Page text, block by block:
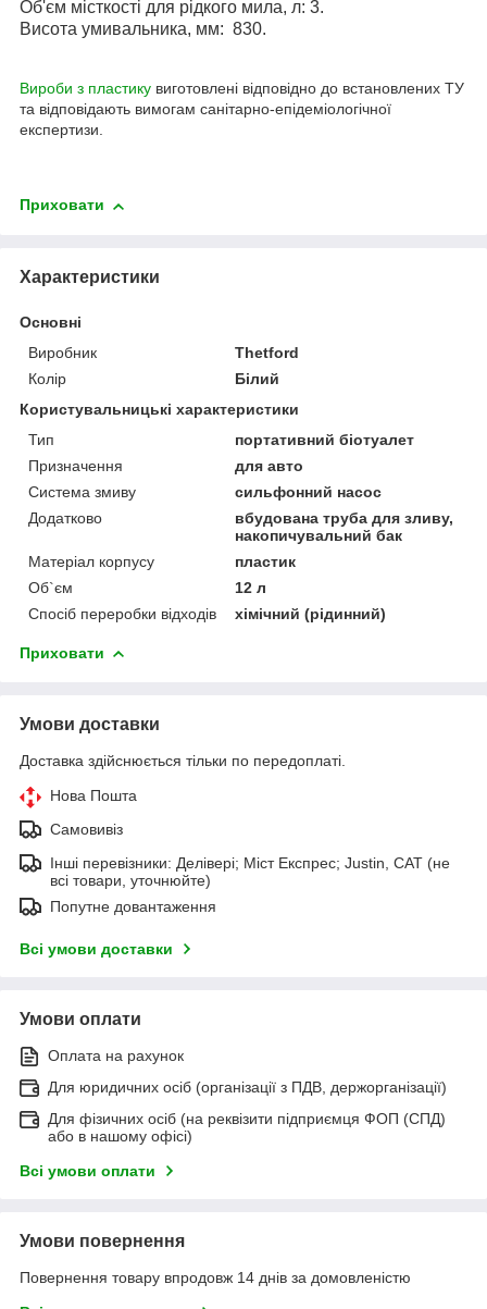
Об'єм місткості для рідкого мила, л: 3.
Висота умивальника, мм: 830.
Вироби з пластику виготовлені відповідно до встановлених ТУ
та відповідають вимогам санітарно-епідеміологічної
експертизи.
Приховати
Характеристики
Основні
Виробник
Thetford
Колір
Білий
Користувальницькі характеристики
Тип
портативний біотуалет
Призначення
для авто
Система змиву
сильфонний насос
Додатково
вбудована труба для зливу,
накопичувальний бак
Матеріал корпусу
пластик
Об`єм
12 л
Спосіб переробки відходів
хімічний (рідинний)
Приховати
Умови доставки
Доставка здійснюється тільки по передоплаті.
Нова Пошта
Самовивіз
Інші перевізники: Делівері; Міст Експрес; Justin, САТ (не
всі товари, уточнюйте)
Попутне довантаження
Всі умови доставки
Умови оплати
Оплата на рахунок
Для юридичних осіб (організації з ПДВ, держорганізації)
Для фізичних осіб (на реквізити підприємця ФОП (СПД)
або в нашому офісі)
Всі умови оплати
Умови повернення
Повернення товару впродовж 14 днів за домовленістю